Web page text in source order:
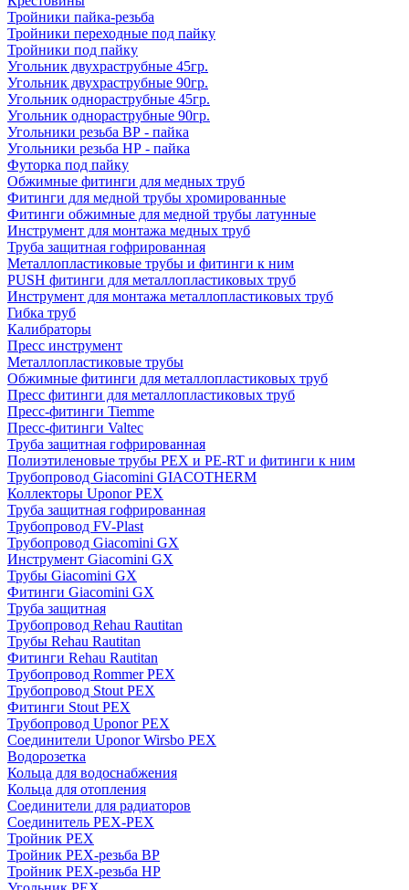
Тройники пайка-резьба
Тройники переходные под пайку
Тройники под пайку
Угольник двухраструбные 45гр.
Угольник двухраструбные 90гр.
Угольник однораструбные 45гр.
Угольник однораструбные 90гр.
Угольники резьба ВР - пайка
Угольники резьба НР - пайка
Футорка под пайку
Обжимные фитинги для медных труб
Фитинги для медной трубы хромированные
Фитинги обжимные для медной трубы латунные
Инструмент для монтажа медных труб
Труба защитная гофрированная
Металлопластиковые трубы и фитинги к ним
PUSH фитинги для металлопластиковых труб
Инструмент для монтажа металлопластиковых труб
Гибка труб
Калибраторы
Пресс инструмент
Металлопластиковые трубы
Обжимные фитинги для металлопластиковых труб
Пресс фитинги для металлопластиковых труб
Пресс-фитинги Tiemme
Пресс-фитинги Valtec
Труба защитная гофрированная
Полиэтиленовые трубы PEX и PE-RT и фитинги к ним
Трубопровод Giacomini GIACOTHERM
Коллекторы Uponor PEX
Труба защитная гофрированная
Трубопровод FV-Plast
Трубопровод Giacomini GX
Инструмент Giacomini GX
Трубы Giacomini GX
Фитинги Giacomini GX
Труба защитная
Трубопровод Rehau Rautitan
Трубы Rehau Rautitan
Фитинги Rehau Rautitan
Трубопровод Rommer PEX
Трубопровод Stout PEX
Фитинги Stout PEX
Трубопровод Uponor PEX
Соединители Uponor Wirsbo PEX
Водорозетка
Кольца для водоснабжения
Кольца для отопления
Соединители для радиаторов
Соединитель PEX-PEX
Тройник PEX
Тройник PEX-резьба ВР
Тройник PEX-резьба НР